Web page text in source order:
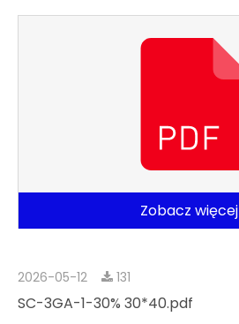
Zobacz więcej
2026-05-12 131
SC-3GA-1-30% 30*40.pdf